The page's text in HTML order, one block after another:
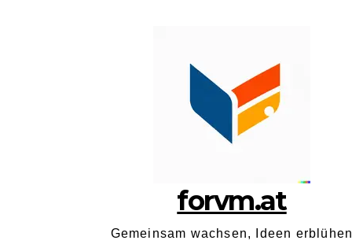
forvm.at
Gemeinsam wachsen, Ideen erblühen